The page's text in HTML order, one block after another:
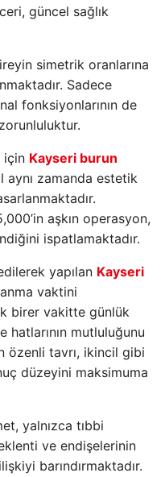
güncel sağlık
simetrik oranlarına
Sadece
fonksiyonlarının de
için Kayseri burun
aynı zamanda estetik
aşkın operasyon,
ispatlamaktadır.
yapılan Kayseri
vaktini
birer vakitte günlük
hatlarının mutluluğunu
özenli tavrı, ikincil gibi
düzeyini maksimuma
yalnızca tıbbi
ve endişelerinin
barındırmaktadır.